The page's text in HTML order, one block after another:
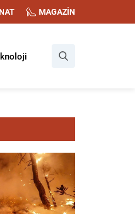
MAGAZİN